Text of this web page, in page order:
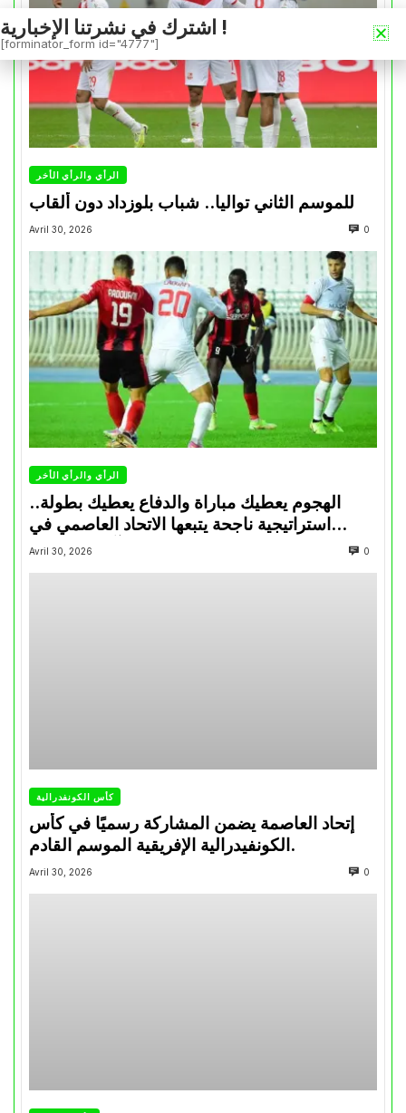
الرأي والرأي الأخر
للموسم الثاني تواليا.. شباب بلوزداد دون ألقاب
Avril 30, 2026 0
الرأي والرأي الأخر
الهجوم يعطيك مباراة والدفاع يعطيك بطولة..
استراتيجية ناجحة يتبعها الاتحاد العاصمي في
تتويجاته آخر السنوات
Avril 30, 2026 0
كأس الكونفدرالية
إتحاد العاصمة يضمن المشاركة رسميًا في كأس
الكونفيدرالية الإفريقية الموسم القادم.
Avril 30, 2026 0
اشترك في نشرتنا الإخبارية !
[forminator_form id="4777"]